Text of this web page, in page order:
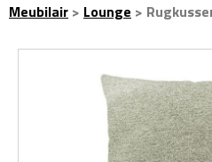
Meubilair > Lounge >